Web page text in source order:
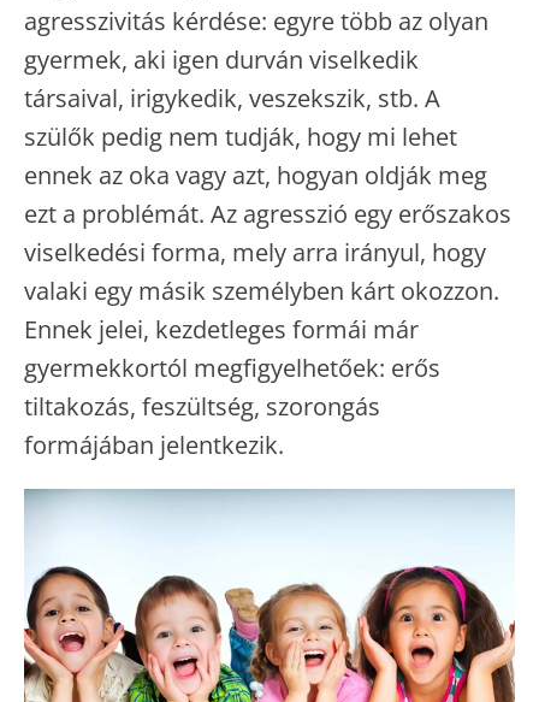
agresszivitás kérdése: egyre több az olyan
gyermek, aki igen durván viselkedik
társaival, irigykedik, veszekszik, stb. A
szülők pedig nem tudják, hogy mi lehet
ennek az oka vagy azt, hogyan oldják meg
ezt a problémát. Az agresszió egy erőszakos
viselkedési forma, mely arra irányul, hogy
valaki egy másik személyben kárt okozzon.
Ennek jelei, kezdetleges formái már
gyermekkortól megfigyelhetőek: erős
tiltakozás, feszültség, szorongás
formájában jelentkezik.